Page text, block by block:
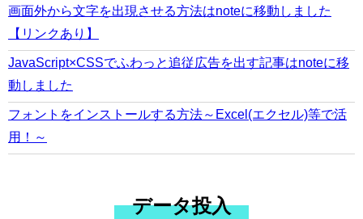
画面外から文字を出現させる方法はnoteに移動しました
【リンクあり】
JavaScript×CSSでふわっと追従広告を出す記事はnoteに移
動しました
フォントをインストールする方法～Excel(エクセル)等で活
用！～
データ投入